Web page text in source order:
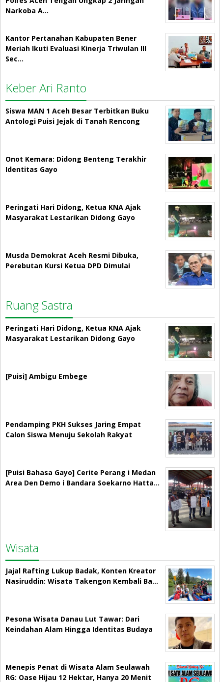
Narkoba A…
Kantor Pertanahan Kabupaten Bener
Meriah Ikuti Evaluasi Kinerja Triwulan III
Sec…
Keber Ari Ranto
Siswa MAN 1 Aceh Besar Terbitkan Buku
Antologi Puisi Jejak di Tanah Rencong
Onot Kemara: Didong Benteng Terakhir
Identitas Gayo
Peringati Hari Didong, Ketua KNA Ajak
Masyarakat Lestarikan Didong Gayo
Musda Demokrat Aceh Resmi Dibuka,
Perebutan Kursi Ketua DPD Dimulai
Ruang Sastra
Peringati Hari Didong, Ketua KNA Ajak
Masyarakat Lestarikan Didong Gayo
[Puisi] Ambigu Embege
Pendamping PKH Sukses Jaring Empat
Calon Siswa Menuju Sekolah Rakyat
[Puisi Bahasa Gayo] Cerite Perang i Medan
Area Den Demo i Bandara Soekarno Hatta…
Wisata
Jajal Rafting Lukup Badak, Konten Kreator
Nasiruddin: Wisata Takengon Kembali Ba…
Pesona Wisata Danau Lut Tawar: Dari
Keindahan Alam Hingga Identitas Budaya
Menepis Penat di Wisata Alam Seulawah
RG: Oase Hijau 12 Hektar, Hanya 20 Menit